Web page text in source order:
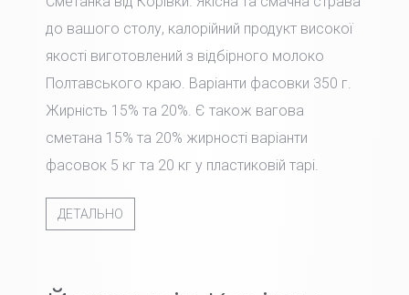
до вашого столу, калорійний продукт високої
якості виготовлений з відбірного молоко
Полтавського краю. Варіанти фасовки 350 г.
Жирність 15% та 20%. Є також вагова
сметана 15% та 20% жирності варіанти
фасовок 5 кг та 20 кг у пластиковій тарі.
ДЕТАЛЬНО